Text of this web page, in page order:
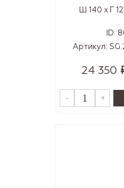
Ш 140 x Г
ID:
Артикул:
24 350
- +